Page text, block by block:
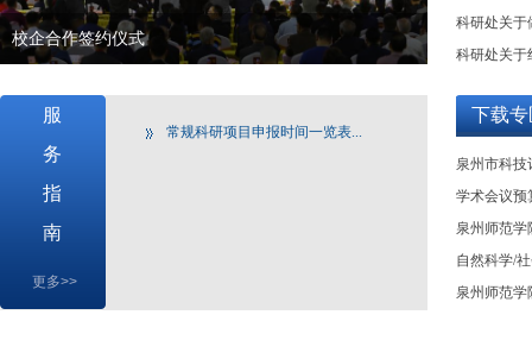
校企合作签约仪式
科研处关于
科研处关于
服
务
指
南
更多>>
常规科研项目申报时间一览表...
下载专
泉州市科技
学术会议预
泉州师范学
自然科学/
泉州师范学